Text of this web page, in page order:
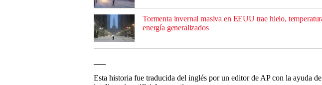
Tormenta invernal masiva en EEUU trae hielo,
energía generalizados
Esta historia fue traducida del inglés por un editor de AP con la ayuda